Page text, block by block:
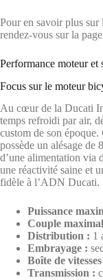
Pour en savoir plus sur
rendez-vous sur la
Performance moteur
Focus sur le moteur
Au cœur de la Ducati
temps refroidi par air,
custom de son époque.
possède un alésage
d’une alimentation via
une réactivité saine et
fidèle à l’ADN Ducati.
Puissance
Couple
Distribution : 1
Embrayage :
Boîte de
Transmission :